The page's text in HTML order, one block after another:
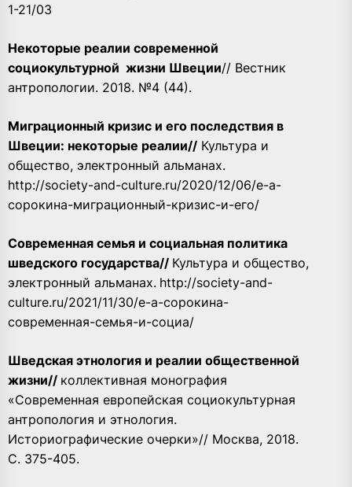
1-21/03
Некоторые реалии современной
социокультурной жизни Швеции// Вестник
антропологии. 2018. №4 (44).
Миграционный кризис и его последствия в
Швеции: некоторые реалии// Культура и
общество, электронный альманах.
http://society-and-culture.ru/2020/12/06/е-а-
сорокина-миграционный-кризис-и-его/
Современная семья и социальная политика
шведского государства// Культура и общество,
электронный альманах. http://society-and-
culture.ru/2021/11/30/е-а-сорокина-
современная-семья-и-социа/
Шведская этнология и реалии общественной
жизни// коллективная монография
«Современная европейская социокультурная
антропология и этнология.
Историографические очерки»// Москва, 2018.
С. 375-405.